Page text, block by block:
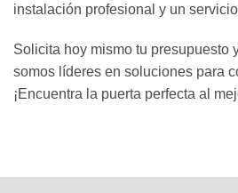
instalación profesional y un
Solicita hoy mismo tu presupuesto
somos líderes en soluciones para
¡Encuentra la puerta perfecta al